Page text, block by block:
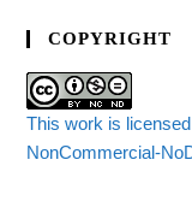
COPYRIGHT
This work is
NonCommercial-